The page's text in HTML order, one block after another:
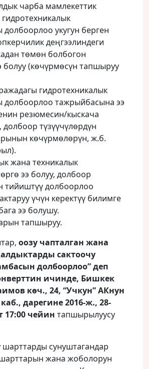
чарба мамлекеттик
долбоорлоо укугун берген
деңгээлиндеги
төмөн болбогон
болуу (көчүрмөсүн тапшыруу
гидротехникалык
долбоорлоо тажрыйбасына ээ
резюмесин/кыскача
түзүүчүлөрдүн
көчүрмөлөрүн, ж.б.
жана техникалык
ээ болуу, долбоор
тийиштүү долбоорлоо
үчүн керектүү билимге
ээ болушу.
тапшыруу.
оозу чапталган жана
сактоочу
долбоорлоо” деп
ичинде, Бишкек
көч., 24, “Учкун” АКнун
дарегине 2016-ж., 28-
17:00 чейин тапшырылуусу
сунуштагандар
жана жоболорун